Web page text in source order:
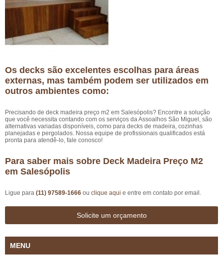
Os decks são excelentes escolhas para áreas
externas, mas também podem ser utilizados em
outros ambientes como:
Precisando de deck madeira preço m2 em Salesópolis? Encontre a solução
que você necessita contando com os serviços da Assoalhos São Miguel, são
alternativas variadas disponíveis, como para decks de madeira, cozinhas
planejadas e pergolados. Nossa equipe de profissionais qualificados está
pronta para atendê-lo, fale conosco!
Para saber mais sobre Deck Madeira Preço M2
em Salesópolis
Ligue para (11) 97589-1666 ou clique aqui e entre em contato por email.
Solicite um orçamento
MENU